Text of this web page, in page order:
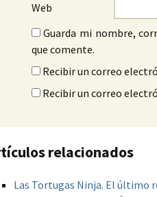
Web
Guarda mi nombre,
que comente.
Recibir un correo
Recibir un correo
relacionados
Las Tortugas Ninja. El último